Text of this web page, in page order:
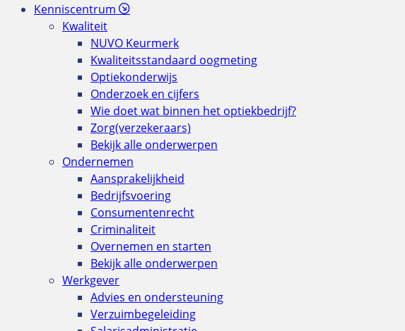
Kenniscentrum
Kwaliteit
NUVO Keurmerk
Kwaliteitsstandaard oogmeting
Optiekonderwijs
Onderzoek en cijfers
Wie doet wat binnen het optiekbedrijf?
Zorg(verzekeraars)
Bekijk alle onderwerpen
Ondernemen
Aansprakelijkheid
Bedrijfsvoering
Consumentenrecht
Criminaliteit
Overnemen en starten
Bekijk alle onderwerpen
Werkgever
Advies en ondersteuning
Verzuimbegeleiding